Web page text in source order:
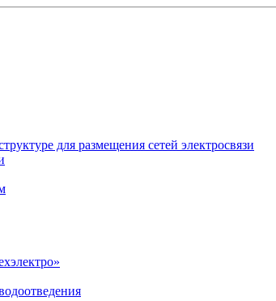
для размещения сетей электросвязи